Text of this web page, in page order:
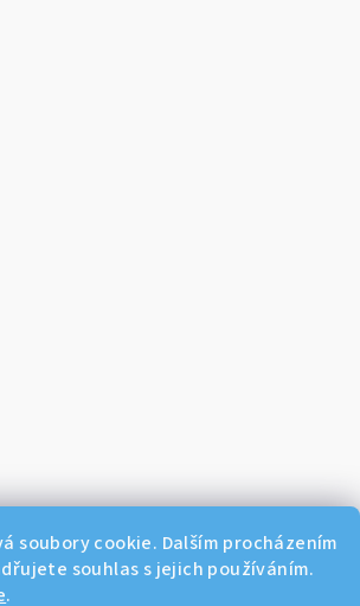
soubory cookie. Dalším procházením
souhlas s jejich používáním.
.